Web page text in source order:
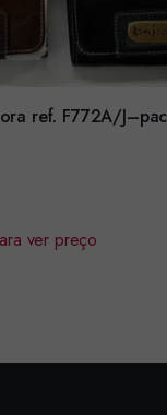
ref. F772A/
ver preço